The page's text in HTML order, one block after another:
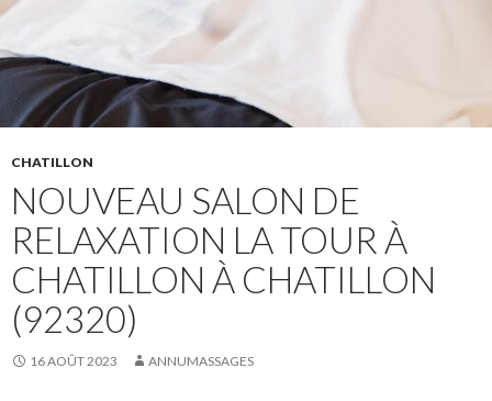
CHATILLON
NOUVEAU SALON DE
RELAXATION LA TOUR À
CHATILLON À CHATILLON
(92320)
16 AOÛT 2023 ANNUMASSAGES